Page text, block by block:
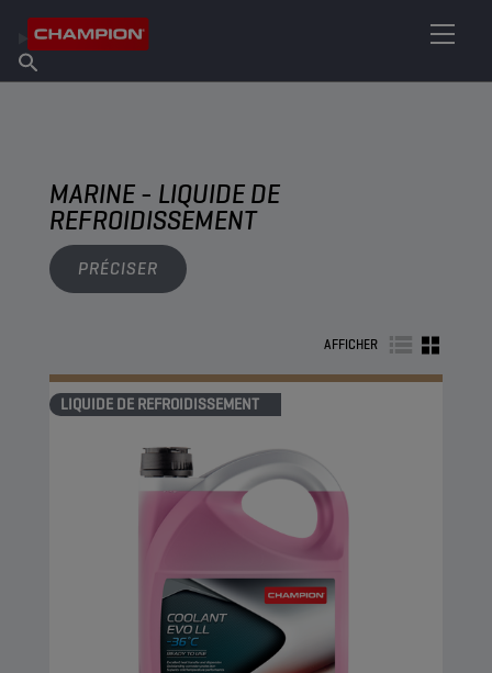
À propos de Champion
Trouver un point de vente
MARINE - LIQUIDE DE
REFROIDISSEMENT
PRÉCISER
AFFICHER
LIQUIDE DE REFROIDISSEMENT